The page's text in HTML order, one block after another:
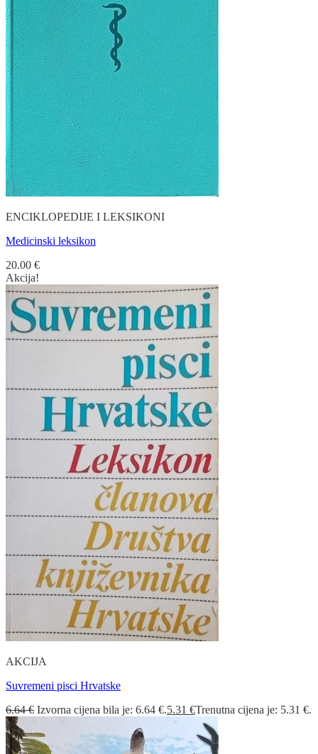
ENCIKLOPEDIJE I LEKSIKONI
Medicinski leksikon
20.00 €
Akcija!
AKCIJA
Suvremeni pisci Hrvatske
6.64€ Izvorna cijena bila je: 6.64 €.5.31 €Trenutna cijena je: 5.31 €.